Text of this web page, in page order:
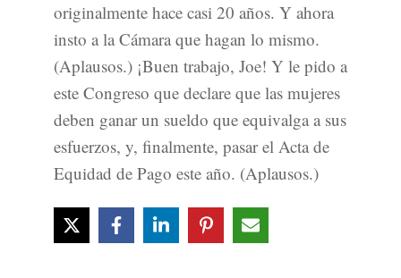
originalmente hace casi 20 años. Y ahora
insto a la Cámara que hagan lo mismo.
(Aplausos.) ¡Buen trabajo, Joe! Y le pido a
este Congreso que declare que las mujeres
deben ganar un sueldo que equivalga a sus
esfuerzos, y, finalmente, pasar el Acta de
Equidad de Pago este año. (Aplausos.)